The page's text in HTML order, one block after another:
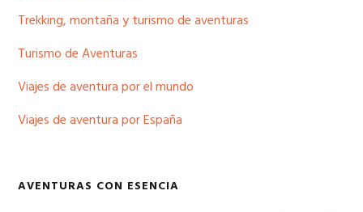
Trekking, montaña y turismo de aventuras
Turismo de Aventuras
Viajes de aventura por el mundo
Viajes de aventura por España
AVENTURAS CON ESENCIA